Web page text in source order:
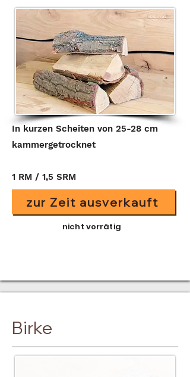
In kurzen Scheiten von 25-28 cm
kammergetrocknet
1 RM / 1,5 SRM
zur Zeit ausverkauft
nicht vorrätig
Birke